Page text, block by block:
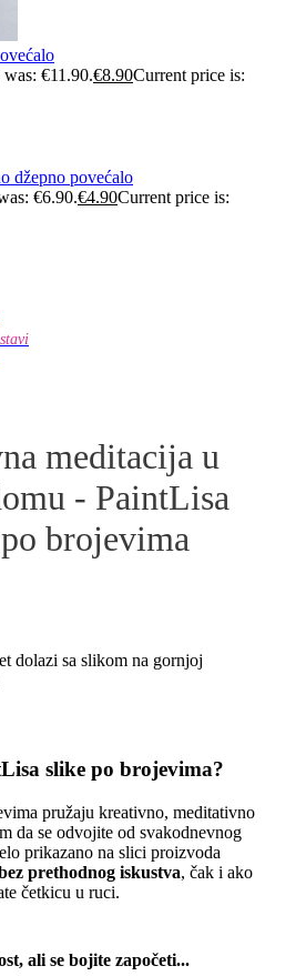
€11.90.€8.90Current price is:
džepno povećalo
€6.90.€4.90Current price is:
meditacija u
- PaintLisa
brojevima
dolazi sa slikom na gornjoj
slike po brojevima?
pružaju kreativno, meditativno
da se odvojite od svakodnevnog
prikazano na slici proizvoda
prethodnog iskustva, čak i ako
četkicu u ruci.
ali se bojite započeti...